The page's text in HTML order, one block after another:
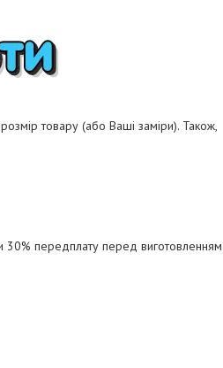
товару (або Ваші заміри). Також,
30% передплату перед виготовленням